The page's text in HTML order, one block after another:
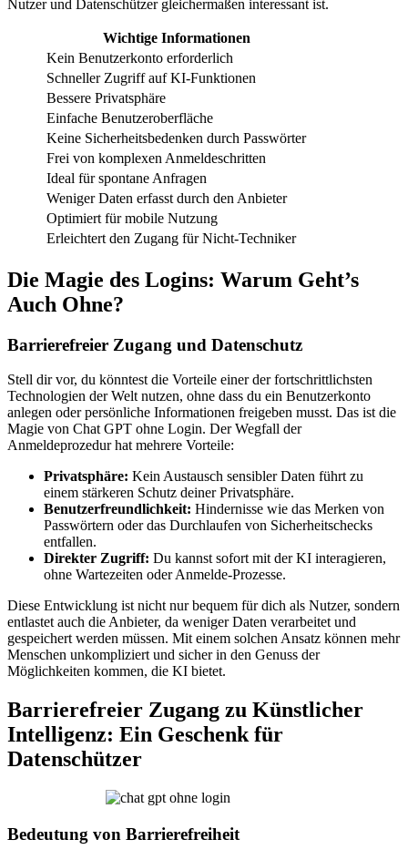
Nutzer und Datenschützer gleichermaßen interessant ist.
Wichtige Informationen
Kein Benutzerkonto erforderlich
Schneller Zugriff auf KI-Funktionen
Bessere Privatsphäre
Einfache Benutzeroberfläche
Keine Sicherheitsbedenken durch Passwörter
Frei von komplexen Anmeldeschritten
Ideal für spontane Anfragen
Weniger Daten erfasst durch den Anbieter
Optimiert für mobile Nutzung
Erleichtert den Zugang für Nicht-Techniker
Die Magie des Logins: Warum Geht’s
Auch Ohne?
Barrierefreier Zugang und Datenschutz
Stell dir vor, du könntest die Vorteile einer der fortschrittlichsten
Technologien der Welt nutzen, ohne dass du ein Benutzerkonto
anlegen oder persönliche Informationen freigeben musst. Das ist die
Magie von Chat GPT ohne Login. Der Wegfall der
Anmeldeprozedur hat mehrere Vorteile:
Privatsphäre: Kein Austausch sensibler Daten führt zu
einem stärkeren Schutz deiner Privatsphäre.
Benutzerfreundlichkeit: Hindernisse wie das Merken von
Passwörtern oder das Durchlaufen von Sicherheitschecks
entfallen.
Direkter Zugriff: Du kannst sofort mit der KI interagieren,
ohne Wartezeiten oder Anmelde-Prozesse.
Diese Entwicklung ist nicht nur bequem für dich als Nutzer, sondern
entlastet auch die Anbieter, da weniger Daten verarbeitet und
gespeichert werden müssen. Mit einem solchen Ansatz können mehr
Menschen unkompliziert und sicher in den Genuss der
Möglichkeiten kommen, die KI bietet.
Barrierefreier Zugang zu Künstlicher
Intelligenz: Ein Geschenk für
Datenschützer
Bedeutung von Barrierefreiheit